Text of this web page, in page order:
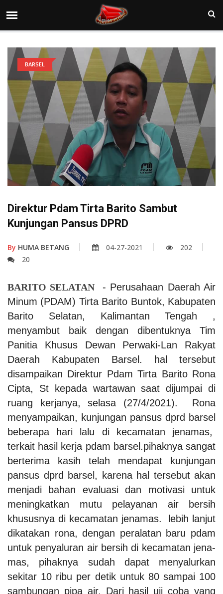
BARSEL
Direktur Pdam Tirta Barito Sambut
Kunjungan Pansus DPRD
By HUMA BETANG 04-27-2021
202
20
BARITO SELATAN
- Perusahaan Daerah Air
Minum (PDAM) Tirta Barito Buntok, Kabupaten
Barito Selatan, Kalimantan Tengah ,
menyambut baik dengan dibentuknya Tim
Panitia Khusus Dewan Perwaki-Lan Rakyat
Daerah Kabupaten Barsel. hal tersebut
disampaikan Direktur Pdam Tirta Barito Rona
Cipta, St kepada wartawan saat dijumpai di
ruang kerjanya, selasa (27/4/2021). Rona
menyampaikan, kunjungan pansus dprd barsel
beberapa hari lalu di kecamatan jenamas,
terkait hasil kerja pdam barsel.pihaknya sangat
berterima kasih telah mendapat kunjungan
pansus dprd barsel, karena hal tersebut akan
menjadi bahan evaluasi dan motivasi untuk
meningkatkan mutu pelayanan air bersih
khususnya di kecamatan jenamas. lebih lanjut
dikatakan rona, dengan peralatan baru pdam
untuk penyaluran air bersih di kecamatan jena-
mas, pihaknya sudah dapat menyalurkan
sekitar 10 ribu per detik untuk 80 sampai 100
sambungan pipa air. Dari hasil uji coba yang